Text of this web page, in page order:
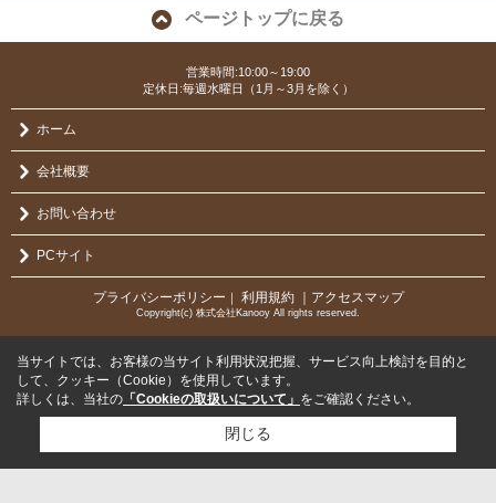
ページトップに戻る
営業時間:10:00～19:00
定休日:毎週水曜日（1月～3月を除く）
ホーム
会社概要
お問い合わせ
PCサイト
プライバシーポリシー ｜ 利用規約 ｜アクセスマップ
Copyright(c) 株式会社Kanooy All rights reserved.
当サイトでは、お客様の当サイト利用状況把握、サービス向上検討を目的と
して、クッキー（Cookie）を使用しています。
詳しくは、当社の 「Cookieの取扱いについて」 をご確認ください。
閉じる